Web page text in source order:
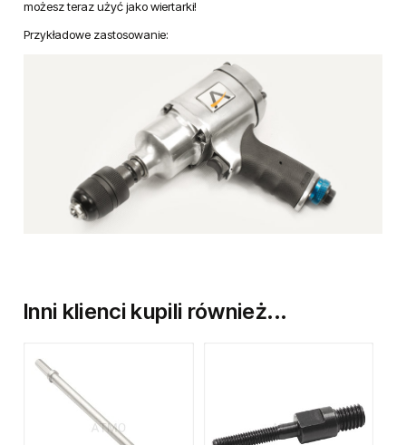
możesz teraz użyć jako wiertarki!
Przykładowe zastosowanie:
Inni klienci kupili również...